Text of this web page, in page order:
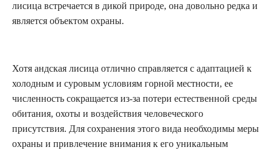
лисица встречается в дикой природе, она довольно редка и
является объектом охраны.
Хотя андская лисица отлично справляется с адаптацией к
холодным и суровым условиям горной местности, ее
численность сокращается из-за потери естественной среды
обитания, охоты и воздействия человеческого
присутствия. Для сохранения этого видa необходимы меры
охраны и привлечение внимания к его уникальным